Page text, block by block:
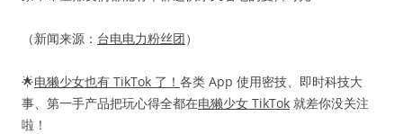
（新闻来源： 台电电力粉丝团）
🌟电獭少女也有 TikTok 了！ 各类 App 使用密技、即时科技大
事、第一手产品把玩心得全都在电獭少女 TikTok 就差你没关注
啦！